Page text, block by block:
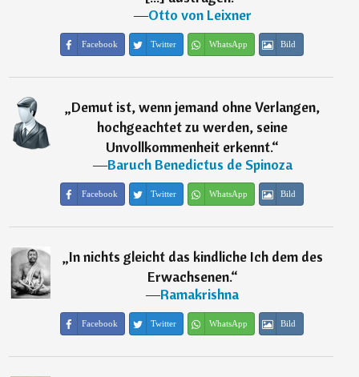
―Otto von Leixner
Facebook Twitter WhatsApp Bild
„Demut ist, wenn jemand ohne Verlangen,
hochgeachtet zu werden, seine
Unvollkommenheit erkennt.“
―Baruch Benedictus de Spinoza
Facebook Twitter WhatsApp Bild
„In nichts gleicht das kindliche Ich dem des
Erwachsenen.“
―Ramakrishna
Facebook Twitter WhatsApp Bild